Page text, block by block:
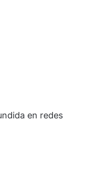
en redes